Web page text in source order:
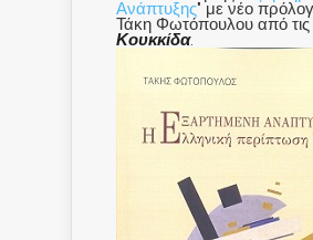
Ανάπτυξης" με νέο
Τάκη Φωτόπουλου από τις
Κουκκίδα.